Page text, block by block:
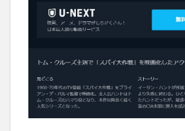
ミッ
ショ
ンポ
ブル
のキ